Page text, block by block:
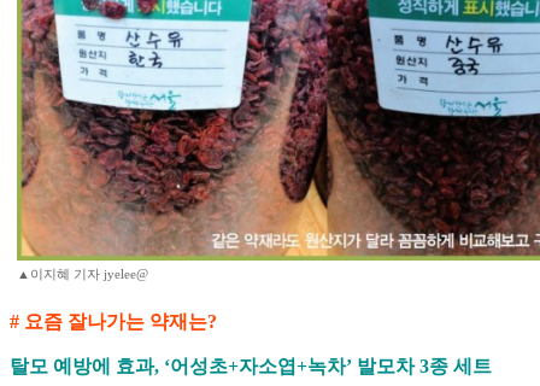
▲이지혜 기자 jyelee@
# 요즘 잘나가는 약재는?
탈모 예방에 효과, ‘어성초+자소엽+녹차’ 발모차 3종 세트